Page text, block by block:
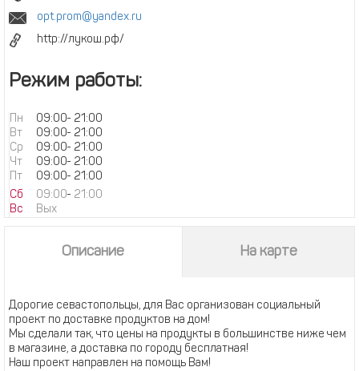
opt.prom@yandex.ru
http://лукош.рф/
Режим работы:
Пн 09:00- 21:00
Вт
09:00- 21:00
Ср
09:00- 21:00
Чт
09:00- 21:00
Пт
09:00- 21:00
Сб
09:00- 21:00
Вс
Вых
Описание На карте
Дорогие севастопольцы, для Вас организован социальный
проект по доставке продуктов на дом!
Мы сделали так, что цены на продукты в большинстве ниже чем
в магазине, а доставка по городу бесплатная!
Наш проект направлен на помощь Вам!